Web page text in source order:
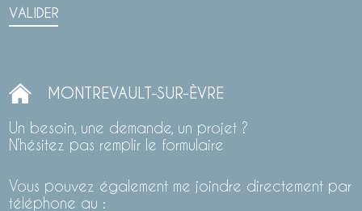
VALIDER
MONTREVAULT-SUR-ÈVRE
Un besoin, une demande, un projet ?
N’hésitez pas remplir le formulaire
Vous pouvez également me joindre directement par
téléphone au :